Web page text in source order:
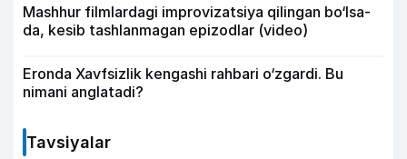
Mashhur filmlardagi improvizatsiya qilingan bo‘lsa-
da, kesib tashlanmagan epizodlar (video)
Eronda Xavfsizlik kengashi rahbari o‘zgardi. Bu
nimani anglatadi?
Tavsiyalar